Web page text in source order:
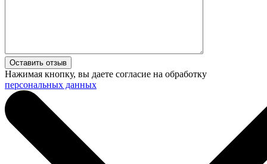
Нажимая кнопку, вы даете согласие на обработку
персональных данных